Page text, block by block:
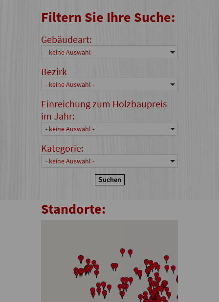
Filtern Sie Ihre Suche:
Gebäudeart:
- keine Auswahl -
Bezirk
- keine Auswahl -
Einreichung zum Holzbaupreis
im Jahr:
- keine Auswahl -
Kategorie:
- keine Auswahl -
Standorte: